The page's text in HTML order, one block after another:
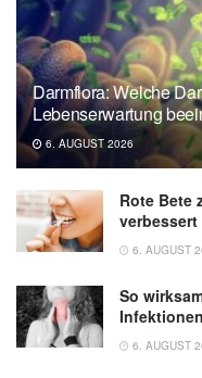
Darmflora: Welche
Lebenserwartung
6. AUGUST 2026
Rote Bete
6. AUGUST
So
Infektionen
6. AUGUST